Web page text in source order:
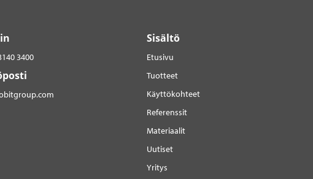
3400
Sisältö
Etusivu
Tuotteet
Käyttökohteet
Referenssit
Materiaalit
Uutiset
Yritys